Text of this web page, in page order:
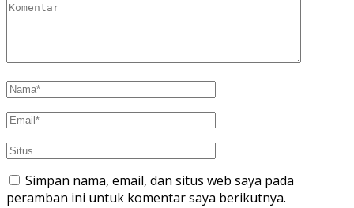
Simpan nama, email, dan situs web saya pada
peramban ini untuk komentar saya berikutnya.